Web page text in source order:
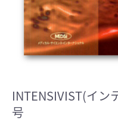
INTENSIVIST(イン
号